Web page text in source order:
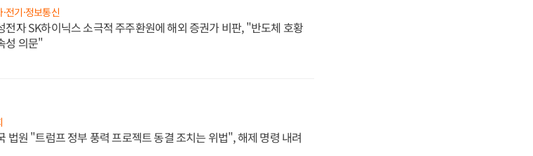
·전기·정보통신
전자 SK하이닉스 소극적 주주환원에 해외 증권가 비판, "반도체 호황
성 의문"
법원 "트럼프 정부 풍력 프로젝트 동결 조치는 위법", 해제 명령 내려